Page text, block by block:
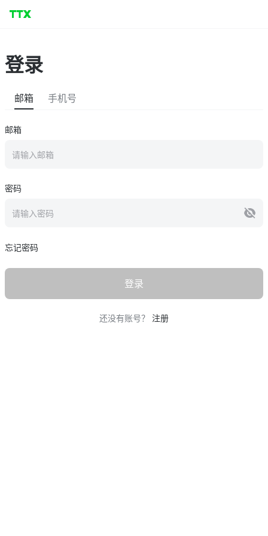
登录
邮箱 手机号
邮箱
请输入邮箱
密码
请输入密码
忘记密码
登录
还没有账号？ 注册